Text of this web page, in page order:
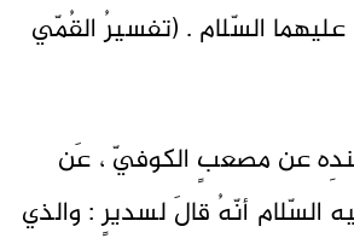
السّلام . (تفسيرُ القُمّي
عن مصعبٍ الكوفيّ ، عَن
السّلام أنّهُ قالَ لسديرٍ : والذي